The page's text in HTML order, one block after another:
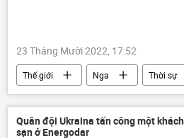
23 Tháng Mười 2022, 17:52
Thế giới Nga
Thời sự
vụ rơi máy bay
Quân sự
Quân đội Ukraina tấn công một khách
sạn ở Energodar